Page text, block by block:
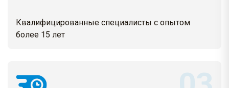
Квалифицированные специалисты с опытом
более 15 лет